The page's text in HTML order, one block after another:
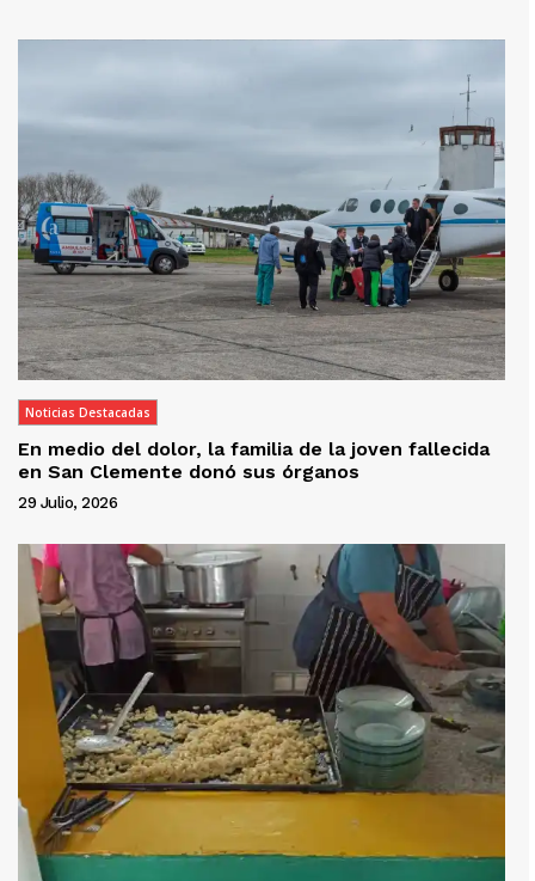
Noticias Destacadas
En medio del dolor, la familia de la joven fallecida
en San Clemente donó sus órganos
29 Julio, 2026